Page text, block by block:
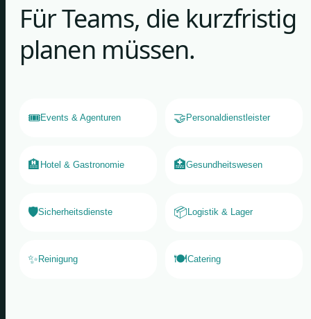
Für Teams, die kurzfristig
planen müssen.
🎟️Events & Agenturen 🤝 Personaldienstleister
🏨 Hotel & Gastronomie 🏥Gesundheitswesen
🛡️Sicherheitsdienste 📦 Logistik & Lager
✨ Reinigung 🍽️Catering